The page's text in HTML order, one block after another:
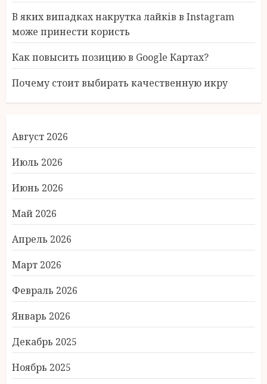
В яких випадках накрутка лайків в Instagram
може принести користь
Как повысить позицию в Google Картах?
Почему стоит выбирать качественную икру
Август 2026
Июль 2026
Июнь 2026
Май 2026
Апрель 2026
Март 2026
Февраль 2026
Январь 2026
Декабрь 2025
Ноябрь 2025